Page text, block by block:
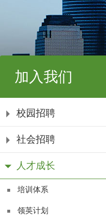
加入我们
校园招聘
社会招聘
人才成长
培训体系
领英计划